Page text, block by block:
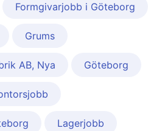
Formgivarjobb i Göteborg
Grums
AB, Nya Göteborg
Lagerjobb